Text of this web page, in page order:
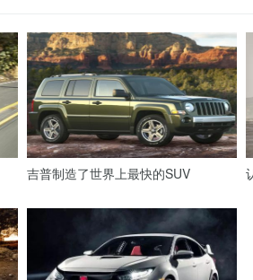
吉普制造了世界上最快的SUV